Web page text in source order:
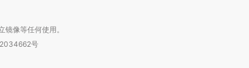
像等任何使用。
号